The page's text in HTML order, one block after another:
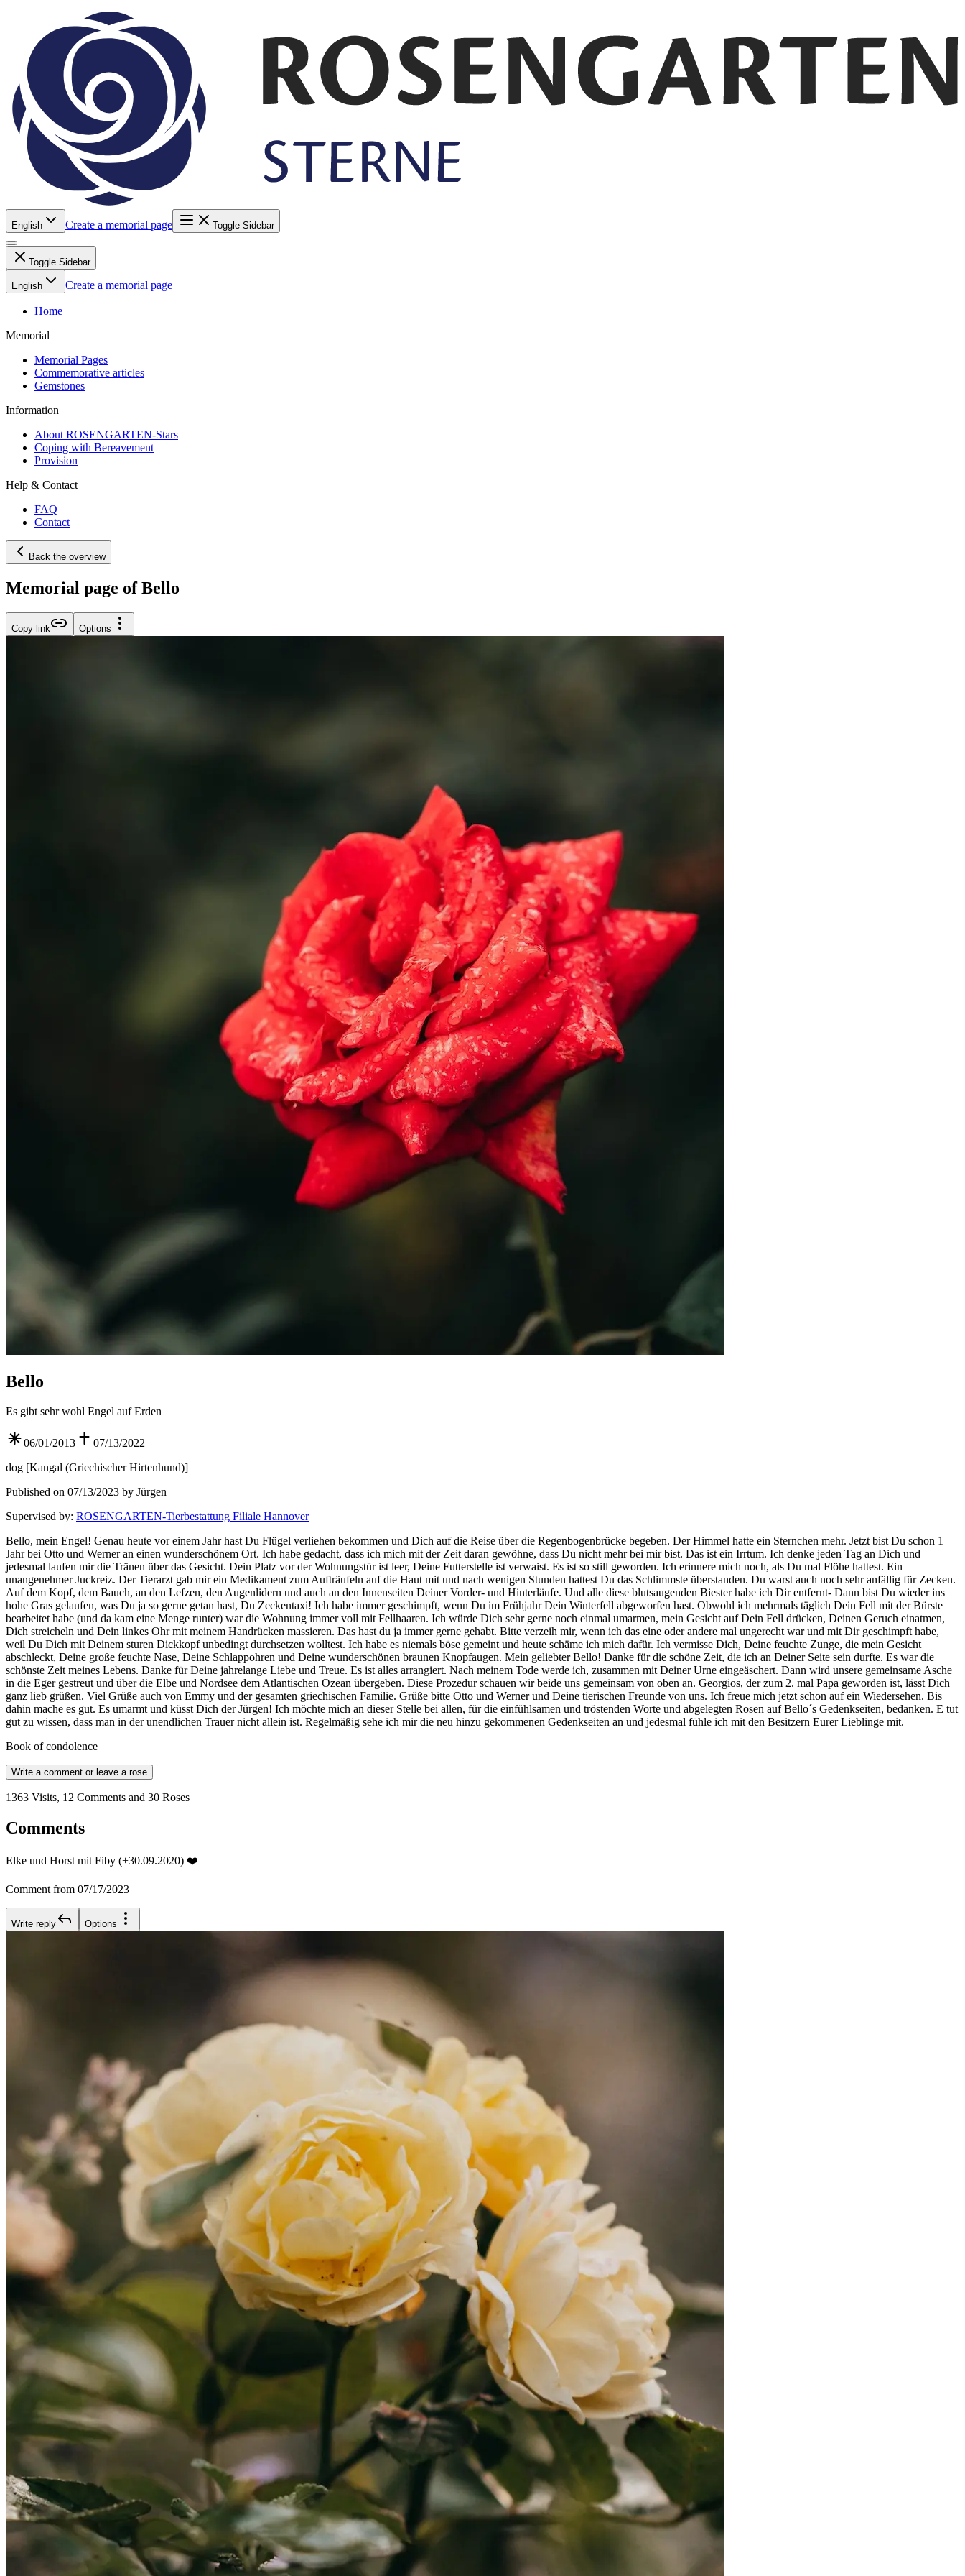
English Create a memorial page Toggle Sidebar
Toggle Sidebar
English Create a memorial page
Home
Memorial
Memorial Pages
Commemorative articles
Gemstones
Information
About ROSENGARTEN-Stars
Coping with Bereavement
Provision
Help & Contact
FAQ
Contact
Back the overview
Memorial page of Bello
Copy link Options
Bello
Es gibt sehr wohl Engel auf Erden
06/01/2013
07/13/2022
dog [Kangal (Griechischer Hirtenhund)]
Published on 07/13/2023 by Jürgen
Supervised by: ROSENGARTEN-Tierbestattung Filiale Hannover
Bello, mein Engel! Genau heute vor einem Jahr hast Du Flügel verliehen bekommen und Dich auf die Reise über die Regenbogenbrücke begeben. Der Himmel hatte ein Sternchen mehr. Jetzt bist Du schon 1
Jahr bei Otto und Werner an einen wunderschönem Ort. Ich habe gedacht, dass ich mich mit der Zeit daran gewöhne, dass Du nicht mehr bei mir bist. Das ist ein Irrtum. Ich denke jeden Tag an Dich und
jedesmal laufen mir die Tränen über das Gesicht. Dein Platz vor der Wohnungstür ist leer, Deine Futterstelle ist verwaist. Es ist so still geworden. Ich erinnere mich noch, als Du mal Flöhe hattest. Ein
unangenehmer Juckreiz. Der Tierarzt gab mir ein Medikament zum Aufträufeln auf die Haut mit und nach wenigen Stunden hattest Du das Schlimmste überstanden. Du warst auch noch sehr anfällig für Zecken.
Auf dem Kopf, dem Bauch, an den Lefzen, den Augenlidern und auch an den Innenseiten Deiner Vorder- und Hinterläufe. Und alle diese blutsaugenden Biester habe ich Dir entfernt- Dann bist Du wieder ins
hohe Gras gelaufen, was Du ja so gerne getan hast, Du Zeckentaxi! Ich habe immer geschimpft, wenn Du im Frühjahr Dein Winterfell abgeworfen hast. Obwohl ich mehrmals täglich Dein Fell mit der Bürste
bearbeitet habe (und da kam eine Menge runter) war die Wohnung immer voll mit Fellhaaren. Ich würde Dich sehr gerne noch einmal umarmen, mein Gesicht auf Dein Fell drücken, Deinen Geruch einatmen,
Dich streicheln und Dein linkes Ohr mit meinem Handrücken massieren. Das hast du ja immer gerne gehabt. Bitte verzeih mir, wenn ich das eine oder andere mal ungerecht war und mit Dir geschimpft habe,
weil Du Dich mit Deinem sturen Dickkopf unbedingt durchsetzen wolltest. Ich habe es niemals böse gemeint und heute schäme ich mich dafür. Ich vermisse Dich, Deine feuchte Zunge, die mein Gesicht
abschleckt, Deine große feuchte Nase, Deine Schlappohren und Deine wunderschönen braunen Knopfaugen. Mein geliebter Bello! Danke für die schöne Zeit, die ich an Deiner Seite sein durfte. Es war die
schönste Zeit meines Lebens. Danke für Deine jahrelange Liebe und Treue. Es ist alles arrangiert. Nach meinem Tode werde ich, zusammen mit Deiner Urne eingeäschert. Dann wird unsere gemeinsame Asche
in die Eger gestreut und über die Elbe und Nordsee dem Atlantischen Ozean übergeben. Diese Prozedur schauen wir beide uns gemeinsam von oben an. Georgios, der zum 2. mal Papa geworden ist, lässt Dich
ganz lieb grüßen. Viel Grüße auch von Emmy und der gesamten griechischen Familie. Grüße bitte Otto und Werner und Deine tierischen Freunde von uns. Ich freue mich jetzt schon auf ein Wiedersehen. Bis
dahin mache es gut. Es umarmt und küsst Dich der Jürgen! Ich möchte mich an dieser Stelle bei allen, für die einfühlsamen und tröstenden Worte und abgelegten Rosen auf Bello´s Gedenkseiten, bedanken. E tut
gut zu wissen, dass man in der unendlichen Trauer nicht allein ist. Regelmäßig sehe ich mir die neu hinzu gekommenen Gedenkseiten an und jedesmal fühle ich mit den Besitzern Eurer Lieblinge mit.
Book of condolence
Write a comment or leave a rose
1363 Visits, 12 Comments and 30 Roses
Comments
Elke und Horst mit Fiby (+30.09.2020) ❤️
Comment from 07/17/2023
Write reply Options